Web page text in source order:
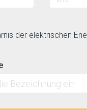
der elektrischen